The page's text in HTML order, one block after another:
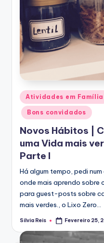
Posted
in
Atividades em Família
Bons convidados
Novos Hábitos |
uma Vida mais
Parte I
Há algum tempo, pedi
onde mais aprendo sobre
para guest-posts sobre
mais verdes., o Lixo Zero…
Posted
Silvia Reis Fevereiro 25,